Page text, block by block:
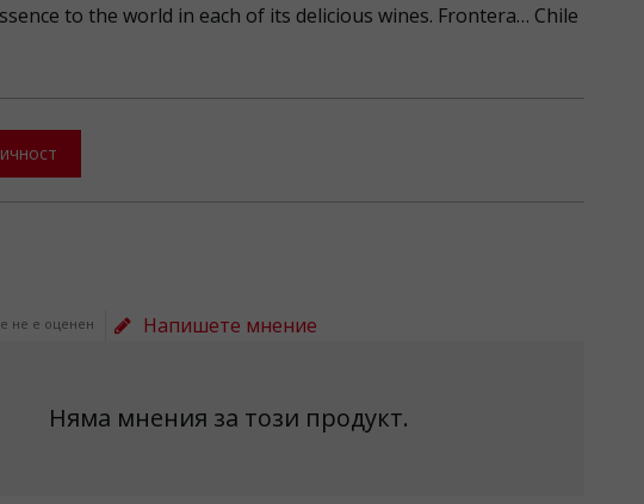
to the world in each of its delicious wines. Frontera… Chile
не е оценен Напишете мнение
Няма мнения за този продукт.